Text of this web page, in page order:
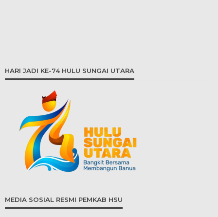
HARI JADI KE-74 HULU SUNGAI UTARA
MEDIA SOSIAL RESMI PEMKAB HSU